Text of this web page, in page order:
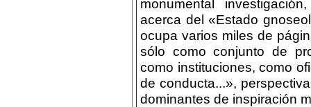
monumental
acerca del «Estado
ocupa varios miles de
sólo como conjunto de
como instituciones, como
de conducta...»,
dominantes de inspiración